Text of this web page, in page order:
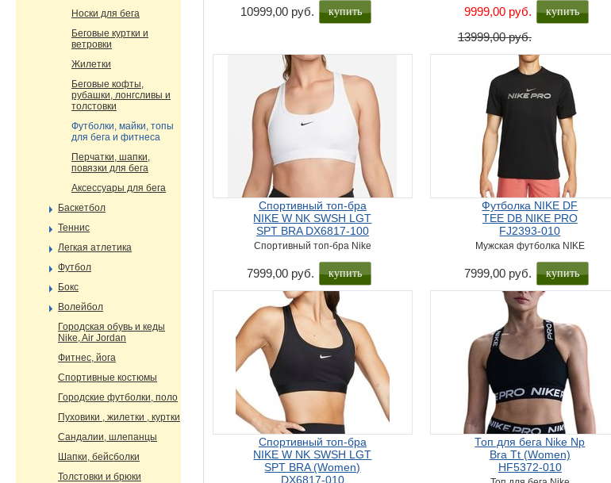
10999,00 руб. купить
9999,00 руб.
13999,00 руб.
купить
Спортивный топ-бра
NIKE W NK SWSH LGT
SPT BRA DX6817-100
Спортивный топ-бра Nike
7999,00 руб. купить
Футболка NIKE DF
TEE DB NIKE PRO
FJ2393-010
Мужская футболка NIKE
7999,00 руб. купить
Спортивный топ-бра
NIKE W NK SWSH LGT
SPT BRA (Women)
DX6817-010
Топ для бега Nike Np
Bra Tt (Women)
HF5372-010
Носки для бега
Беговые куртки и
ветровки
Жилетки
Беговые кофты,
рубашки, лонгсливы и
толстовки
Футболки, майки, топы
для бега и фитнеса
Перчатки, шапки,
повязки для бега
Аксессуары для бега
Баскетбол
Теннис
Легкая атлетика
Футбол
Бокс
Волейбол
Городская обувь и кеды
Nike, Air Jordan
Фитнес, йога
Спортивные костюмы
Городские футболки, поло
Пуховики , жилетки , куртки
Сандалии, шлепанцы
Шапки, бейсболки
Толстовки и брюки